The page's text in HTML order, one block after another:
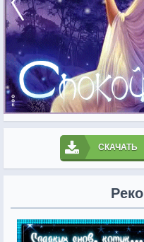
СКАЧАТЬ